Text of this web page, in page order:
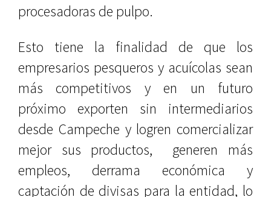
procesadoras de pulpo.
Esto tiene la finalidad de que los
empresarios pesqueros y acuícolas sean
más competitivos y en un futuro
próximo exporten sin intermediarios
desde Campeche y logren comercializar
mejor sus productos, generen más
empleos, derrama económica y
captación de divisas para la entidad, lo